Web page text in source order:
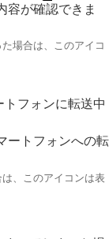
容が確認できま
場合は、このアイコ
トフォンに転送中
ートフォンへの転
、このアイコンは表